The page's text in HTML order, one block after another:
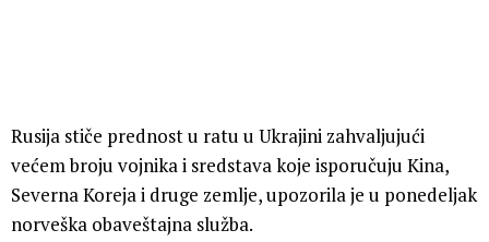
Rusija stiče prednost u ratu u Ukrajini zahvaljujući
većem broju vojnika i sredstava koje isporučuju Kina,
Severna Koreja i druge zemlje, upozorila je u ponedeljak
norveška obaveštajna služba.